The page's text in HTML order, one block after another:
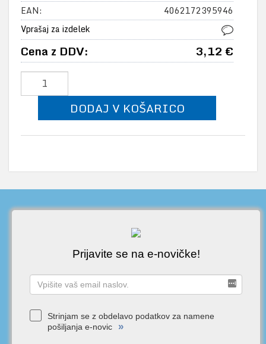
EAN:
4062172395946
Vprašaj za izdelek
Cena z DDV: 3,12 €
DODAJ V KOŠARICO
Prijavite se na e-novičke!
Strinjam se z obdelavo podatkov za namene
pošiljanja e-novic
»